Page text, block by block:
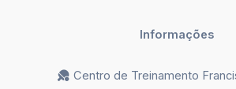
Informações
Centro de Treinamento